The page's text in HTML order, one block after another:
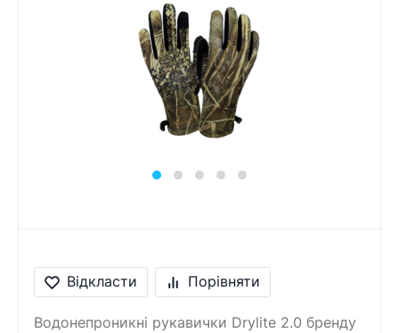
Відкласти Порівняти
Водонепроникні рукавички Drylite 2.0 бренду